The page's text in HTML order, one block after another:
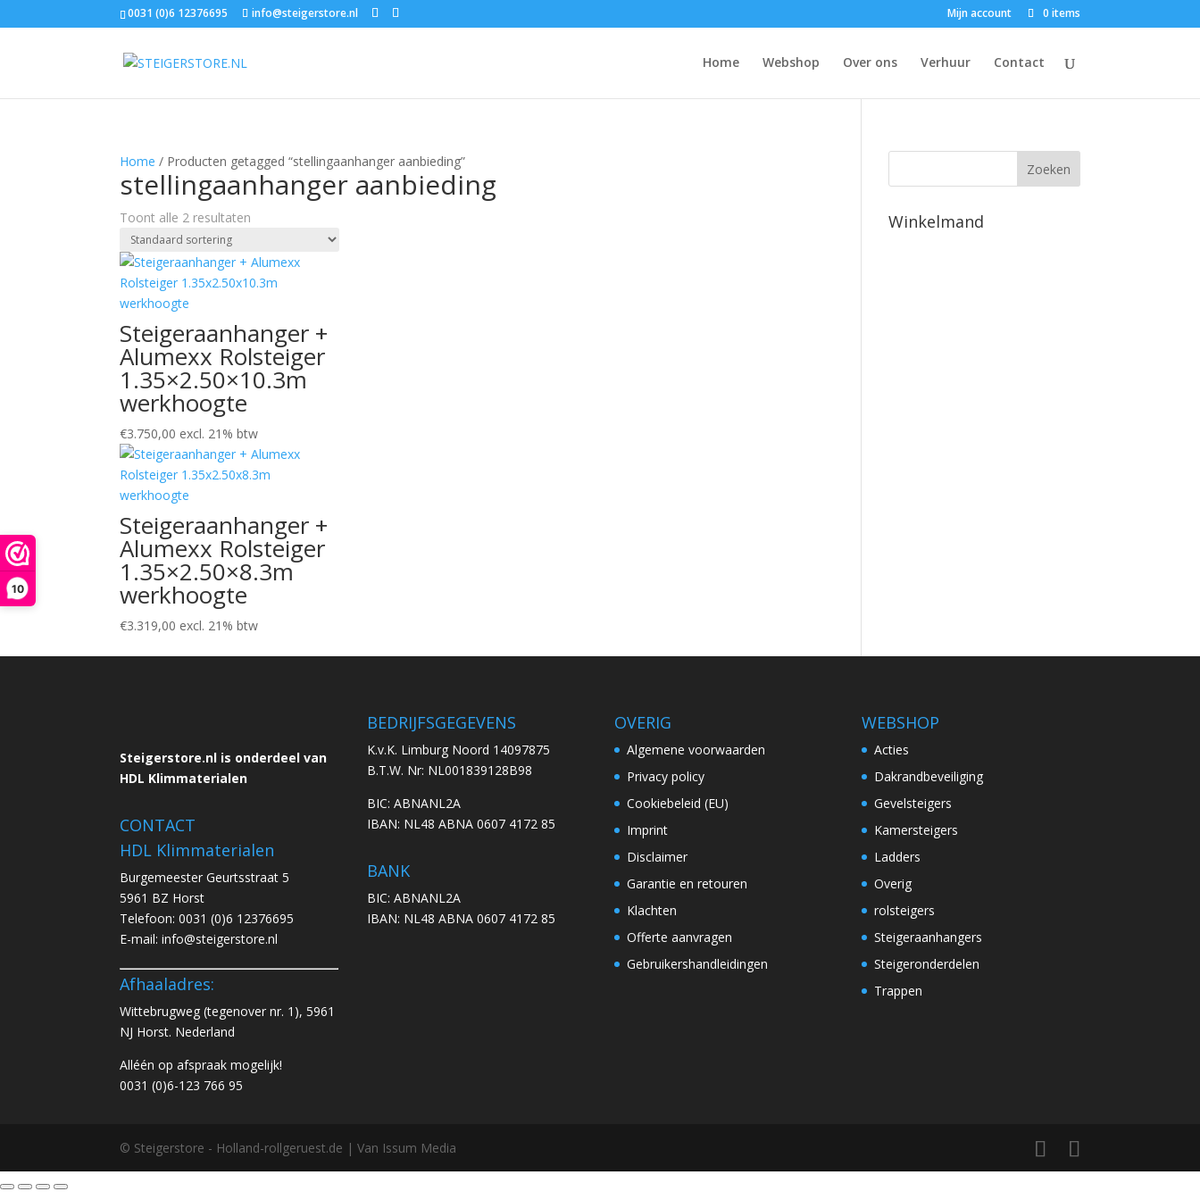
10
0031 (0)6 12376695 info@steigerstore.nl Mijn account 0 items
Home Webshop Over ons Verhuur Contact
Home / Producten getagged “stellingaanhanger aanbieding”
stellingaanhanger aanbieding
Toont alle 2 resultaten
Steigeraanhanger +
Alumexx Rolsteiger
1.35×2.50×10.3m
werkhoogte
€3.750,00 excl. 21% btw
Steigeraanhanger +
Alumexx Rolsteiger
1.35×2.50×8.3m
werkhoogte
€3.319,00 excl. 21% btw
Winkelmand
Steigerstore.nl is onderdeel van
HDL Klimmaterialen
CONTACT
HDL Klimmaterialen
Burgemeester Geurtsstraat 5
5961 BZ Horst
Telefoon:0031 (0)6 12376695
E-mail:info@steigerstore.nl
Afhaaladres:
Wittebrugweg (tegenover nr. 1), 5961
NJ Horst. Nederland
Alléén op afspraak mogelijk!
0031 (0)6-123 766 95
BEDRIJFSGEGEVENS
K.v.K. Limburg Noord 14097875
B.T.W. Nr: NL001839128B98
BIC: ABNANL2A
IBAN: NL48 ABNA 0607 4172 85
BANK
BIC: ABNANL2A
IBAN: NL48 ABNA 0607 4172 85
OVERIG
Algemene voorwaarden
Privacy policy
Cookiebeleid (EU)
Imprint
Disclaimer
Garantie en retouren
Klachten
Offerte aanvragen
Gebruikershandleidingen
WEBSHOP
Acties
Dakrandbeveiliging
Gevelsteigers
Kamersteigers
Ladders
Overig
rolsteigers
Steigeraanhangers
Steigeronderdelen
Trappen
© Steigerstore - Holland-rollgeruest.de | Van Issum Media